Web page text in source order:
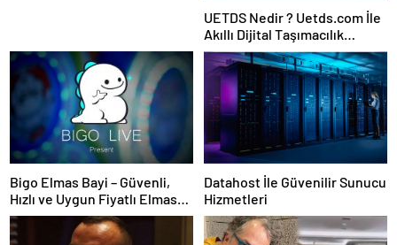
UETDS Nedir ? Uetds.com İle
Akıllı Dijital Taşımacılık
Yazılımı
Bigo Elmas Bayi – Güvenli,
Hızlı ve Uygun Fiyatlı Elmas
Satın Almanın Yeni Adresi
Datahost İle Güvenilir Sunucu
Hizmetleri